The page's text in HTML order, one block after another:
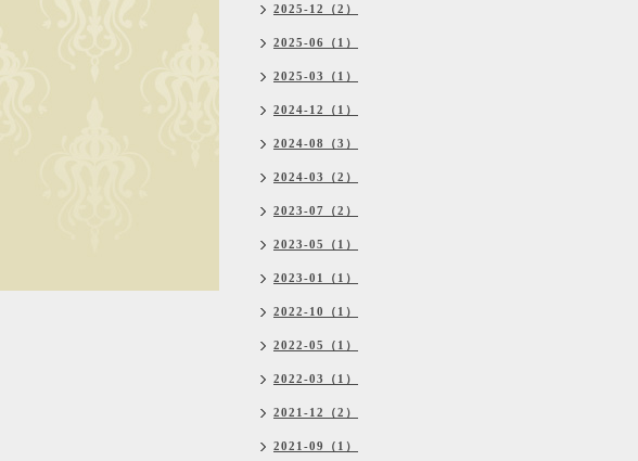
2025-12（2）
2025-06（1）
2025-03（1）
2024-12（1）
2024-08（3）
2024-03（2）
2023-07（2）
2023-05（1）
2023-01（1）
2022-10（1）
2022-05（1）
2022-03（1）
2021-12（2）
2021-09（1）